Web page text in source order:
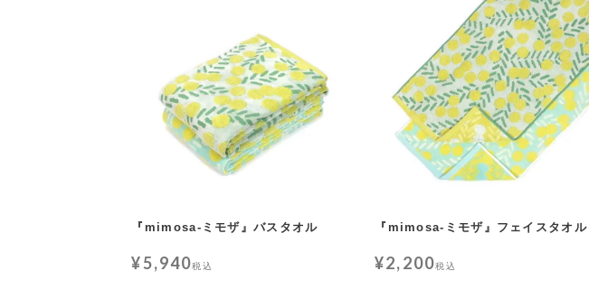
『mimosa-ミモザ』バスタオル
¥5,940税込
『mimosa-ミモザ』フェイスタオル
¥2,200税込